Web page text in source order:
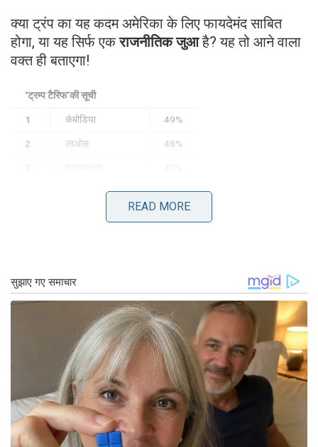
क्या ट्रंप का यह कदम अमेरिका के लिए फायदेमंद साबित
होगा, या यह सिर्फ एकराजनीतिक जुआहै? यह तो आने वाला
वक्त ही बताएगा!
‘ट्रम्प टैरिफ’की सूची
1 कंबोडिया 49%
2 लाओस 48%
46%
8 सबाया
बोट्सवलैंड 37%
थाईलैंड 36%
चीन 34%
ताइवान 32%
13 इंडोनेशिया 32%
14 स्विट्ज़रलैंड 31%
READ MORE